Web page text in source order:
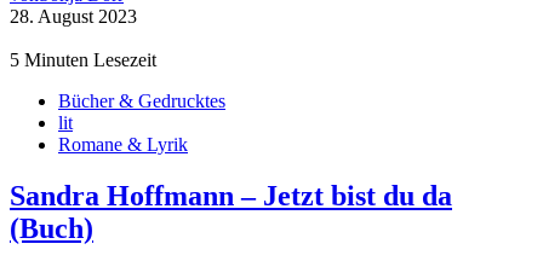
28. August 2023
5 Minuten Lesezeit
Bücher & Gedrucktes
lit
Romane & Lyrik
Sandra Hoffmann – Jetzt bist du da
(Buch)